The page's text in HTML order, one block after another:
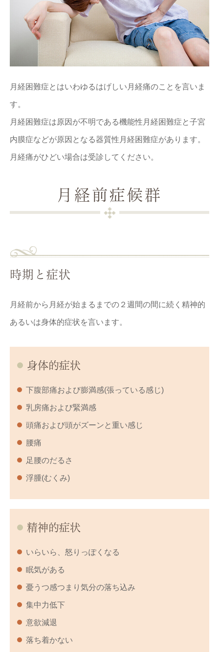
月経困難症とはいわゆるはげしい月経痛のことを言いま
す。
月経困難症は原因が不明である機能性月経困難症と子宮
内膜症などが原因となる器質性月経困難症があります。
月経痛がひどい場合は受診してください。
月経前症候群
時期と症状
月経前から月経が始まるまでの２週間の間に続く精神的
あるいは身体的症状を言います。
身体的症状
下腹部痛および膨満感(張っている感じ)
乳房痛および緊満感
頭痛および頭がズーンと重い感じ
腰痛
足腰のだるさ
浮腫(むくみ)
精神的症状
いらいら、怒りっぽくなる
眠気がある
憂うつ感つまり気分の落ち込み
集中力低下
意欲減退
落ち着かない